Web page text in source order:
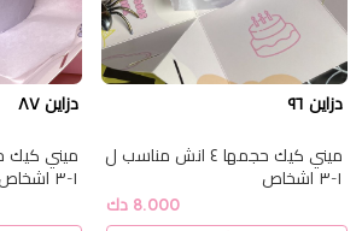
دزاين ٩٦
ميني كيك حجمها ٤ انش مناسب ل
١-٣ اشخاص
8.000 دك
دزاين ٨٧
١-٣ اشخاص